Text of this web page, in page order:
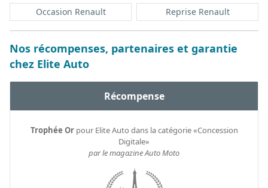
Occasion Renault
Reprise Renault
Nos récompenses, partenaires et garantie
chez Elite Auto
Récompense
Trophée Orpour Elite Auto dans la catégorie «Concession
Digitale»
par le magazine Auto Moto